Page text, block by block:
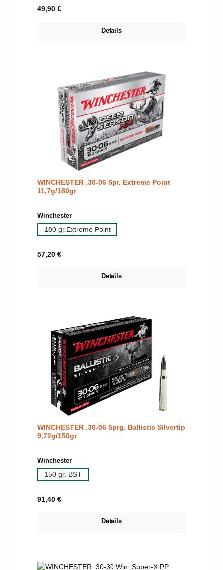
Regulärer Preis:
49,90 €
Details
WINCHESTER .30-06 Spr. Extreme Point
11,7g/180gr
Winchesterauswählen
180 gr.Extreme Point
Regulärer Preis:
57,20 €
Details
WINCHESTER .30-06 Sprg. Ballistic Silvertip
9,72g/150gr
Winchesterauswählen
150 gr. BST
Regulärer Preis:
91,40 €
Details